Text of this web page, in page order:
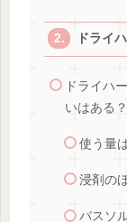
ドライ
ドライハ
いはある？
使う量
浸剤の
バスソ